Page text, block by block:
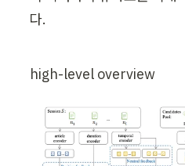
다.
high-level overview